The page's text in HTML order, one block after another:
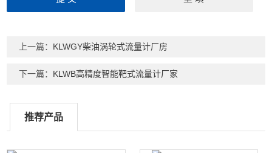
上一篇： KLWGY柴油涡轮式流量计厂房
下一篇： KLWB高精度智能靶式流量计厂家
推荐产品